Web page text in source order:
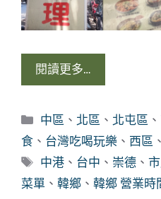
閱讀更多…
分
類
中區 、 北區 、 北屯區 、
食 、 台灣吃喝玩樂 、 西區 、
標
籤
中港 、 台中 、 崇德 、
菜單 、 韓鄉 、 韓鄉 營業時